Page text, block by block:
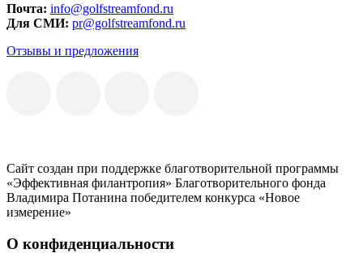
Почта: info@golfstreamfond.ru
Для СМИ: pr@golfstreamfond.ru
Отзывы и предложения
Сайт создан при поддержке благотворительной программы
«Эффективная филантропия» Благотворительного фонда
Владимира Потанина победителем конкурса «Новое
измерение»
О конфиденциальности